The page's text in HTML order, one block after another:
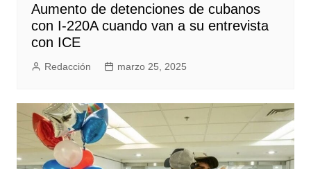
Aumento de detenciones de cubanos
con I-220A cuando van a su entrevista
con ICE
Redacción marzo 25, 2025